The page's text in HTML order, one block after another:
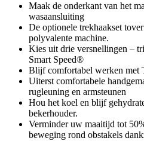
Maak de onderkant van het
wasaansluiting
De optionele trekhaakset
polyvalente machine.
Kies uit drie versnellingen –
Smart Speed®
Blijf comfortabel werken met
Uiterst comfortabele
rugleuning en armsteunen
Hou het koel en blijf
bekerhouder.
Verminder uw maaitijd tot
beweging rond obstakels